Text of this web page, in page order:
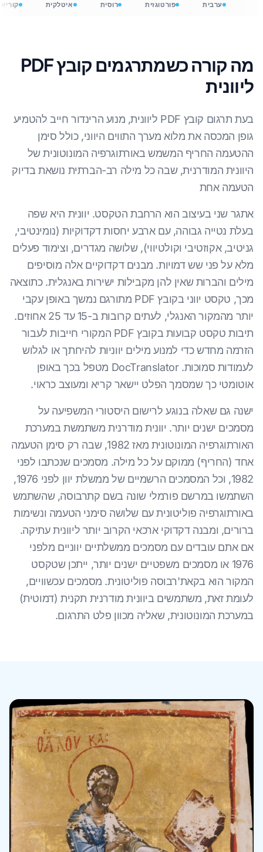
ערבית פורטוגזית רוסית איטלקית
מה קורה כשמתרגמים קובץ PDF
ליוונית
בעת תרגום קובץ PDF ליוונית, מנוע הרינדור חייב להטמיע
גופן המכסה את מלוא מערך התווים היווני, כולל סימן
ההטעמה החריף המשמש באורתוגרפיה המונוטונית של
היוונית המודרנית, שבה כל מילה רב-הברתית נושאת בדיוק
הטעמה אחת
אתגר שני בעיצוב הוא הרחבת הטקסט. יוונית היא שפה
בעלת נטייה גבוהה, עם ארבע יחסות דקדוקיות (נומינטיבי,
גניטיב, אקוזטיבי וקולטיווי), שלושה מגדרים, וצימוד פעלים
מלא על פני שש דמויות. מבנים דקדוקיים אלה מוסיפים
מילים והברות שאין להן מקבילות ישירות באנגלית. כתוצאה
מכך, טקסט יווני בקובץ PDF מתורגם נמשך באופן עקבי
יותר מהמקור האנגלי, לעתים קרובות ב-15 עד 25 אחוזים.
תיבות טקסט קבועות בקובץ PDF המקורי חייבות לעבור
הזרמה מחדש כדי למנוע מילים יווניות להיחתך או לגלוש
לעמודות סמוכות. DocTranslator מטפל בכך באופן
אוטומטי כך שמסמך הפלט יישאר קריא ומעוצב כראוי.
ישנה גם שאלה בנוגע לרישום היסטורי המשפיעה על
מסמכים ישנים יותר. יוונית מודרנית משתמשת במערכת
האורתוגרפיה המונוטונית מאז 1982, שבה רק סימן הטעמה
אחד (החריף) ממוקם על כל מילה. מסמכים שנכתבו לפני
1982, וכל המסמכים הרשמיים של ממשלת יוון לפני 1976,
השתמשו במרשם פורמלי שונה בשם קתרבוסה, שהשתמש
באורתוגרפיה פוליטונית עם שלושה סימני הטעמה ונשימות
ברורים, ומבנה דקדוקי ארכאי הקרוב יותר ליוונית עתיקה.
אם אתם עובדים עם מסמכים ממשלתיים יווניים מלפני
1976 או מסמכים משפטיים ישנים יותר, ייתכן שטקסט
המקור הוא בקאת'רבוסה פוליטונית. מסמכים עכשוויים,
לעומת זאת, משתמשים ביוונית מודרנית תקנית (דמוטית)
במערכת המונוטונית, שאליה מכוון פלט התרגום.